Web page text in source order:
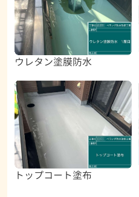
ウレタン塗膜防水
トップコート塗布